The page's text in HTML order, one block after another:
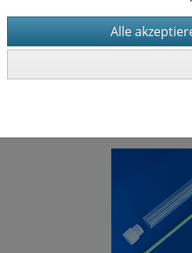
Startseite Produkte
Probennahme und Detektion